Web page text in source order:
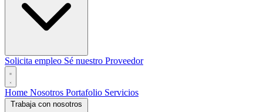
Solicita empleo Sé nuestro Proveedor
Home Nosotros Portafolio Servicios